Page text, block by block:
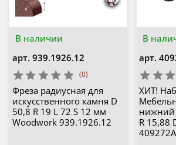
В наличии
арт. 939.1926.12
(0)
Фреза радиусная для
искусственного камня D
50,8 R 19 L 72 S 12 мм
Woodwork 939.1926.12
В
арт.
ХИТ!
нижний
R 15,88